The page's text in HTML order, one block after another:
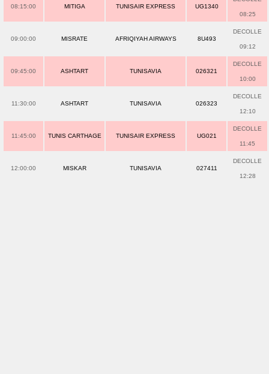
08:15:00 MITIGA TUNISAIR EXPRESS UG1340
08:25
09:00:00 MISRATE AFRIQIYAH AIRWAYS 8U493
DECOLLE
09:12
09:45:00 ASHTART TUNISAVIA 026321
DECOLLE
10:00
11:30:00 ASHTART TUNISAVIA 026323
DECOLLE
12:10
11:45:00 TUNIS CARTHAGE TUNISAIR EXPRESS UG021
DECOLLE
11:45
12:00:00 MISKAR TUNISAVIA 027411
DECOLLE
12:28